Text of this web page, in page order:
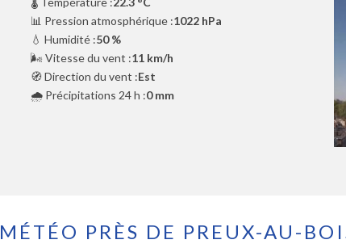
📊 Pression atmosphérique :1022 hPa
💧 Humidité :50 %
🌬️ Vitesse du vent :11 km/h
🧭 Direction du vent :Est
🌧️ Précipitations 24 h :0 mm
MÉTÉO PRÈS DE PREUX-AU-